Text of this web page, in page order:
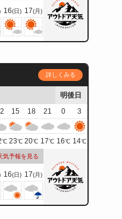
16(日) 17(月)
詳しくみる
明後日
15 18 21 0
3
℃ 23℃ 20℃ 17℃ 16℃ 14℃
気予報を見る
16(日) 17(月)